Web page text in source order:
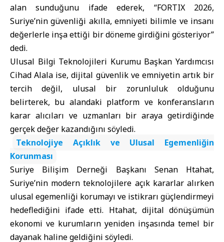
alan sunduğunu ifade ederek, “FORTIX 2026,
Suriye’nin güvenliği akılla, emniyeti bilimle ve insanı
değerlerle inşa ettiği bir döneme girdiğini gösteriyor”
dedi.
Ulusal Bilgi Teknolojileri Kurumu Başkan Yardımcısı
Cihad Alala ise, dijital güvenlik ve emniyetin artık bir
tercih değil, ulusal bir zorunluluk olduğunu
belirterek, bu alandaki platform ve konferansların
karar alıcıları ve uzmanları bir araya getirdiğinde
gerçek değer kazandığını söyledi.
Teknolojiye Açıklık ve Ulusal Egemenliğin
Korunması
Suriye Bilişim Derneği Başkanı Senan Htahat,
Suriye’nin modern teknolojilere açık kararlar alırken
ulusal egemenliği korumayı ve istikrarı güçlendirmeyi
hedeflediğini ifade etti. Htahat, dijital dönüşümün
ekonomi ve kurumların yeniden inşasında temel bir
dayanak haline geldiğini söyledi.